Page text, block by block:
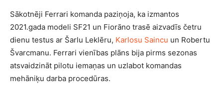
Sākotnēji Ferrari komanda paziņoja, ka izmantos
2021.gada modeli SF21 un Fiorāno trasē aizvadīs četru
dienu testus ar Šarlu Leklēru, Karlosu Saincu un Robertu
Švarcmanu. Ferrari vienības plāns bija pirms sezonas
atsvaidzināt pilotu iemaņas un uzlabot komandas
mehāniķu darba procedūras.